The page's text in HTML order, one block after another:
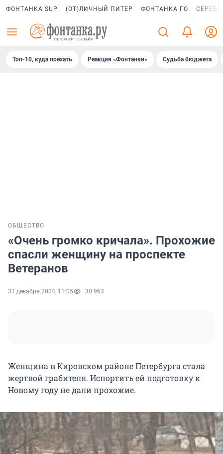
ФОНТАНКА SUP (ОТ)ЛИЧНЫЙ ПИТЕР ФОНТАНКА ГО
Топ-10, куда поехать Реакция «Фонтанки» Судьба бюджета
ОБЩЕСТВО
«Очень громко кричала». Прохожие
спасли женщину на проспекте
Ветеранов
31 декабря 2024, 11:05 30 963
Женщина в Кировском районе Петербурга стала
жертвой грабителя. Испортить ей подготовку к
Новому году не дали прохожие.